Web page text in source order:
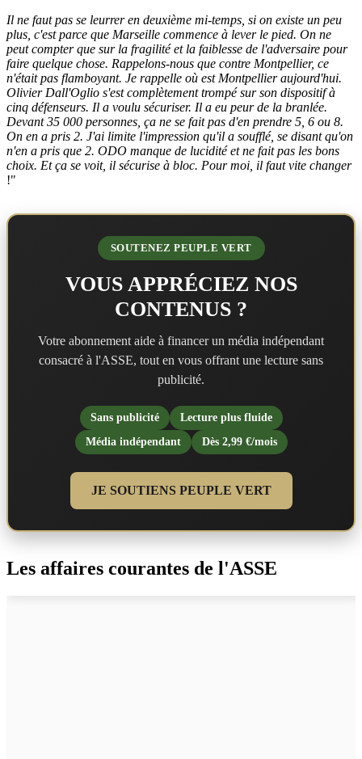
Il ne faut pas se leurrer en deuxième mi-temps, si on existe un peu
plus, c'est parce que Marseille commence à lever le pied. On ne
peut compter que sur la fragilité et la faiblesse de l'adversaire pour
faire quelque chose. Rappelons-nous que contre Montpellier, ce
n'était pas flamboyant. Je rappelle où est Montpellier aujourd'hui.
Olivier Dall'Oglio s'est complètement trompé sur son dispositif à
cinq défenseurs. Il a voulu sécuriser. Il a eu peur de la branlée.
Devant 35 000 personnes, ça ne se fait pas d'en prendre 5, 6 ou 8.
On en a pris 2. J'ai limite l'impression qu'il a soufflé, se disant qu'on
n'en a pris que 2. ODO manque de lucidité et ne fait pas les bons
choix. Et ça se voit, il sécurise à bloc. Pour moi, il faut vite changer
!"
SOUTENEZ PEUPLE VERT
VOUS APPRÉCIEZ NOS
CONTENUS ?
Votre abonnement aide à financer un média indépendant
consacré à l'ASSE, tout en vous offrant une lecture sans
publicité.
Sans publicité
Lecture plus fluide
Média indépendant
Dès 2,99 €/mois
JE SOUTIENS PEUPLE VERT
Les affaires courantes de l'ASSE